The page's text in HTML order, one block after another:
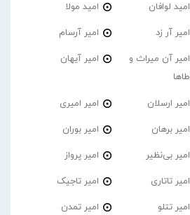
امید لوافان امید مولا
امیر آر زد امیر آرسام
امیر آن میراث و
طاها
امیر آیهان
امیر ارسلان امیر امیری
امیر برهان امیر‌ بوران
امیر بی‌نظیر امیر پرواز
امیر تاتاری امیر تاجیک
امیر تتلو امیر تمدن